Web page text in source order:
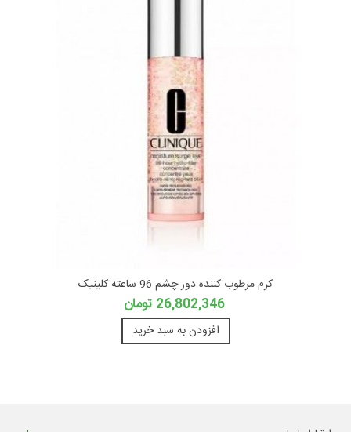
کرم مرطوب کننده دور چشم 96 ساعته کلینیک
26,802,346 تومان
افزودن به سبد خرید